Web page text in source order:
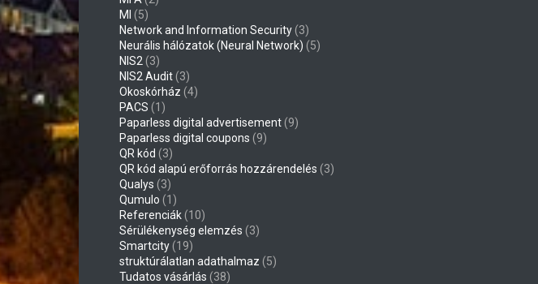
MI (5)
Network and Information Security(3)
Neurális hálózatok (Neural Network) (5)
NIS2 (3)
NIS2 Audit(3)
Okoskórház (4)
PACS (1)
Paparless digital advertisement(9)
Paparless digital coupons (9)
QR kód (3)
QR kód alapú erőforrás hozzárendelés (3)
Qualys (3)
Qumulo (1)
Referenciák(10)
Sérülékenység elemzés (3)
Smartcity(19)
struktúrálatlan adathalmaz (5)
Tudatos vásárlás (38)